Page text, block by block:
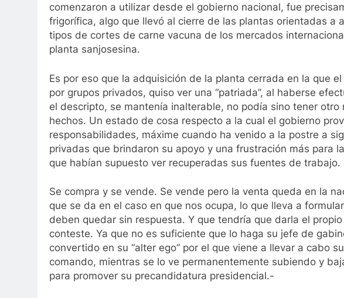
comenzaron a utilizar desde el gobierno nacional, fue
frigorífica, algo que llevó al cierre de las plantas orientadas a
tipos de cortes de carne vacuna de los mercados
planta sanjosesina.
Es por eso que la adquisición de la planta cerrada en la que
por grupos privados, quiso ver una “patriada”, al haberse
el descripto, se mantenía inalterable, no podía sino tener
hechos. Un estado de cosa respecto a la cual el gobierno
responsabilidades, máxime cuando ha venido a la postre a
privadas que brindaron su apoyo y una frustración más para
que habían supuesto ver recuperadas sus fuentes de trabajo.
Se compra y se vende. Se vende pero la venta queda en la
que se da en el caso en que nos ocupa, lo que lleva a
deben quedar sin respuesta. Y que tendría que darla el
conteste. Ya que no es suficiente que lo haga su jefe de
convertido en su “alter ego” por el que viene a llevar a cabo
comando, mientras se lo ve permanentemente subiendo y
para promover su precandidatura presidencial.-